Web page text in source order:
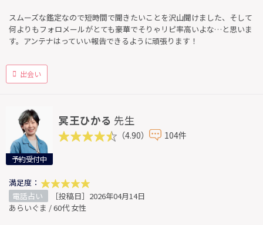
スムーズな鑑定なので短時間で聞きたいことを沢山聞けました、そして
何よりもフォロメールがとても豪華でそりゃリピ率高いよな…と思いま
す。アンテナはっていい報告できるように頑張ります！
出会い
予約受付中
冥王ひかる 先生
（4.90） 104件
満足度：
電話占い
［投稿日］2026年04月14日
あらいぐま / 60代 女性